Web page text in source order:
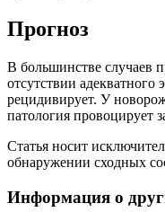
Прогноз
В большинстве случаев
отсутствии адекватного
рецидивирует. У
патология провоцирует
Статья носит
обнаружении сходных
Информация о